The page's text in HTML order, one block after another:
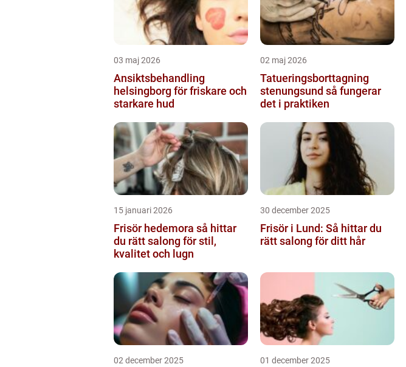
03 maj 2026
Ansiktsbehandling
helsingborg för friskare och
starkare hud
02 maj 2026
Tatueringsborttagning
stenungsund så fungerar
det i praktiken
15 januari 2026
Frisör hedemora så hittar
du rätt salong för stil,
kvalitet och lugn
30 december 2025
Frisör i Lund: Så hittar du
rätt salong för ditt hår
02 december 2025 01 december 2025